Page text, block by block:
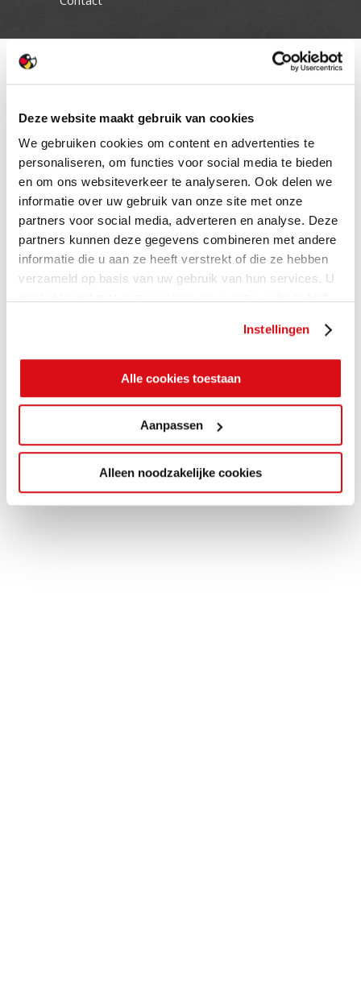
Deze website maakt gebruik van cookies
We gebruiken cookies om content en advertenties te
personaliseren, om functies voor social media te bieden
en om ons websiteverkeer te analyseren. Ook delen we
informatie over uw gebruik van onze site met onze
partners voor social media, adverteren en analyse. Deze
partners kunnen deze gegevens combineren met andere
informatie die u aan ze heeft verstrekt of die ze hebben
verzameld op basis van uw gebruik van hun services. U
Instellingen
Alle cookies toestaan
Aanpassen
Alleen noodzakelijke cookies